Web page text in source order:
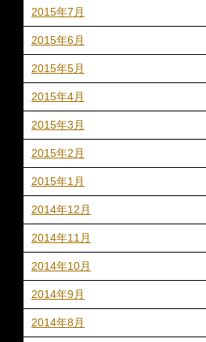
2015年7月
2015年6月
2015年5月
2015年4月
2015年3月
2015年2月
2015年1月
2014年12月
2014年11月
2014年10月
2014年9月
2014年8月